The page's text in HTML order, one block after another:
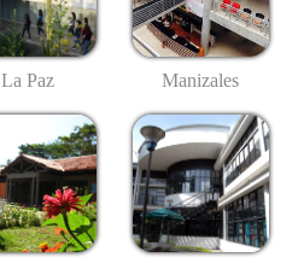
La Paz Manizales